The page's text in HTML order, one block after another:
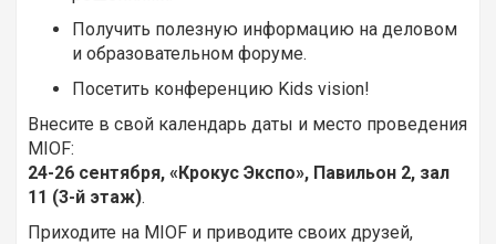
Получить полезную информацию на деловом
и образовательном форуме.
Посетить конференцию Kids vision!
Внесите в свой календарь даты и место проведения
MIOF:
24-26 сентября, «Крокус Экспо», Павильон 2, зал
11 (3-й этаж).
Приходите на MIOF и приводите своих друзей,